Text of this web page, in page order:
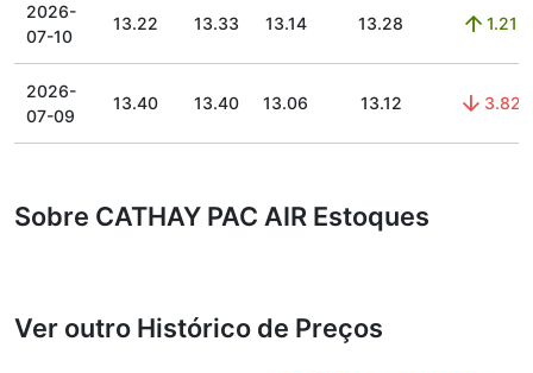
2026-
07-10
13.22 13.33 13.14 13.28 1.21
2026-
07-09
13.40 13.40 13.06 13.12 3.82
Sobre CATHAY PAC AIR Estoques
Ver outro Histórico de Preços